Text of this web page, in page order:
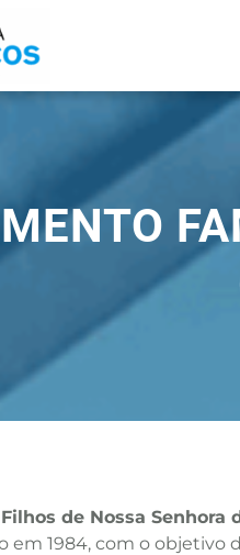
de Nossa Senhora
em 1984, com o